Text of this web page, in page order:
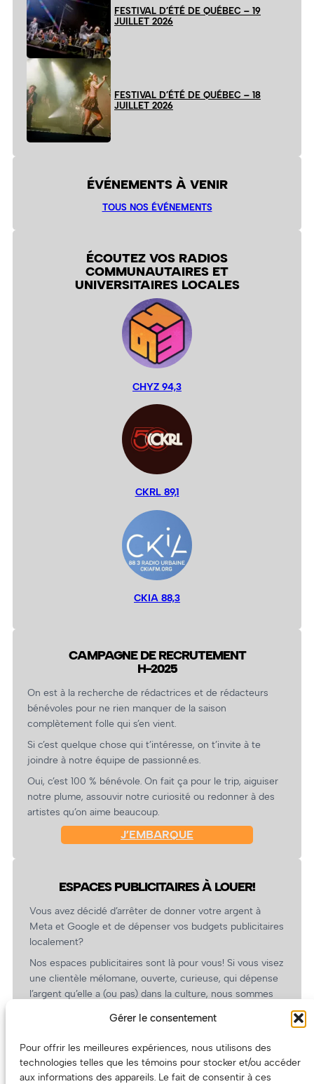
Gérer le consentement
Pour offrir les meilleures expériences, nous utilisons des
technologies telles que les témoins pour stocker et/ou accéder
aux informations des appareils. Le fait de consentir à ces
FESTIVAL D’ÉTÉ DE QUÉBEC – 19
JUILLET 2026
FESTIVAL D’ÉTÉ DE QUÉBEC – 18
JUILLET 2026
ÉVÉNEMENTS À VENIR
TOUS NOS ÉVÉNEMENTS
ÉCOUTEZ VOS RADIOS
COMMUNAUTAIRES ET
UNIVERSITAIRES LOCALES
CHYZ 94,3
CKRL 89,1
CKIA 88,3
CAMPAGNE DE RECRUTEMENT
H-2025
On est à la recherche de rédactrices et de rédacteurs
bénévoles pour ne rien manquer de la saison
complètement folle qui s’en vient.
Si c’est quelque chose qui t’intéresse, on t’invite à te
joindre à notre équipe de passionné.es.
Oui, c’est 100 % bénévole. On fait ça pour le trip, aiguiser
notre plume, assouvir notre curiosité ou redonner à des
artistes qu’on aime beaucoup.
J’EMBARQUE
ESPACES PUBLICITAIRES À LOUER!
Vous avez décidé d’arrêter de donner votre argent à
Meta et Google et de dépenser vos budgets publicitaires
localement?
Nos espaces publicitaires sont là pour vous! Si vous visez
une clientèle mélomane, ouverte, curieuse, qui dépense
l’argent qu’elle a (ou pas) dans la culture, nous sommes
revient.
(Oui, on va avoir des tarifs spéciaux pour vous, les